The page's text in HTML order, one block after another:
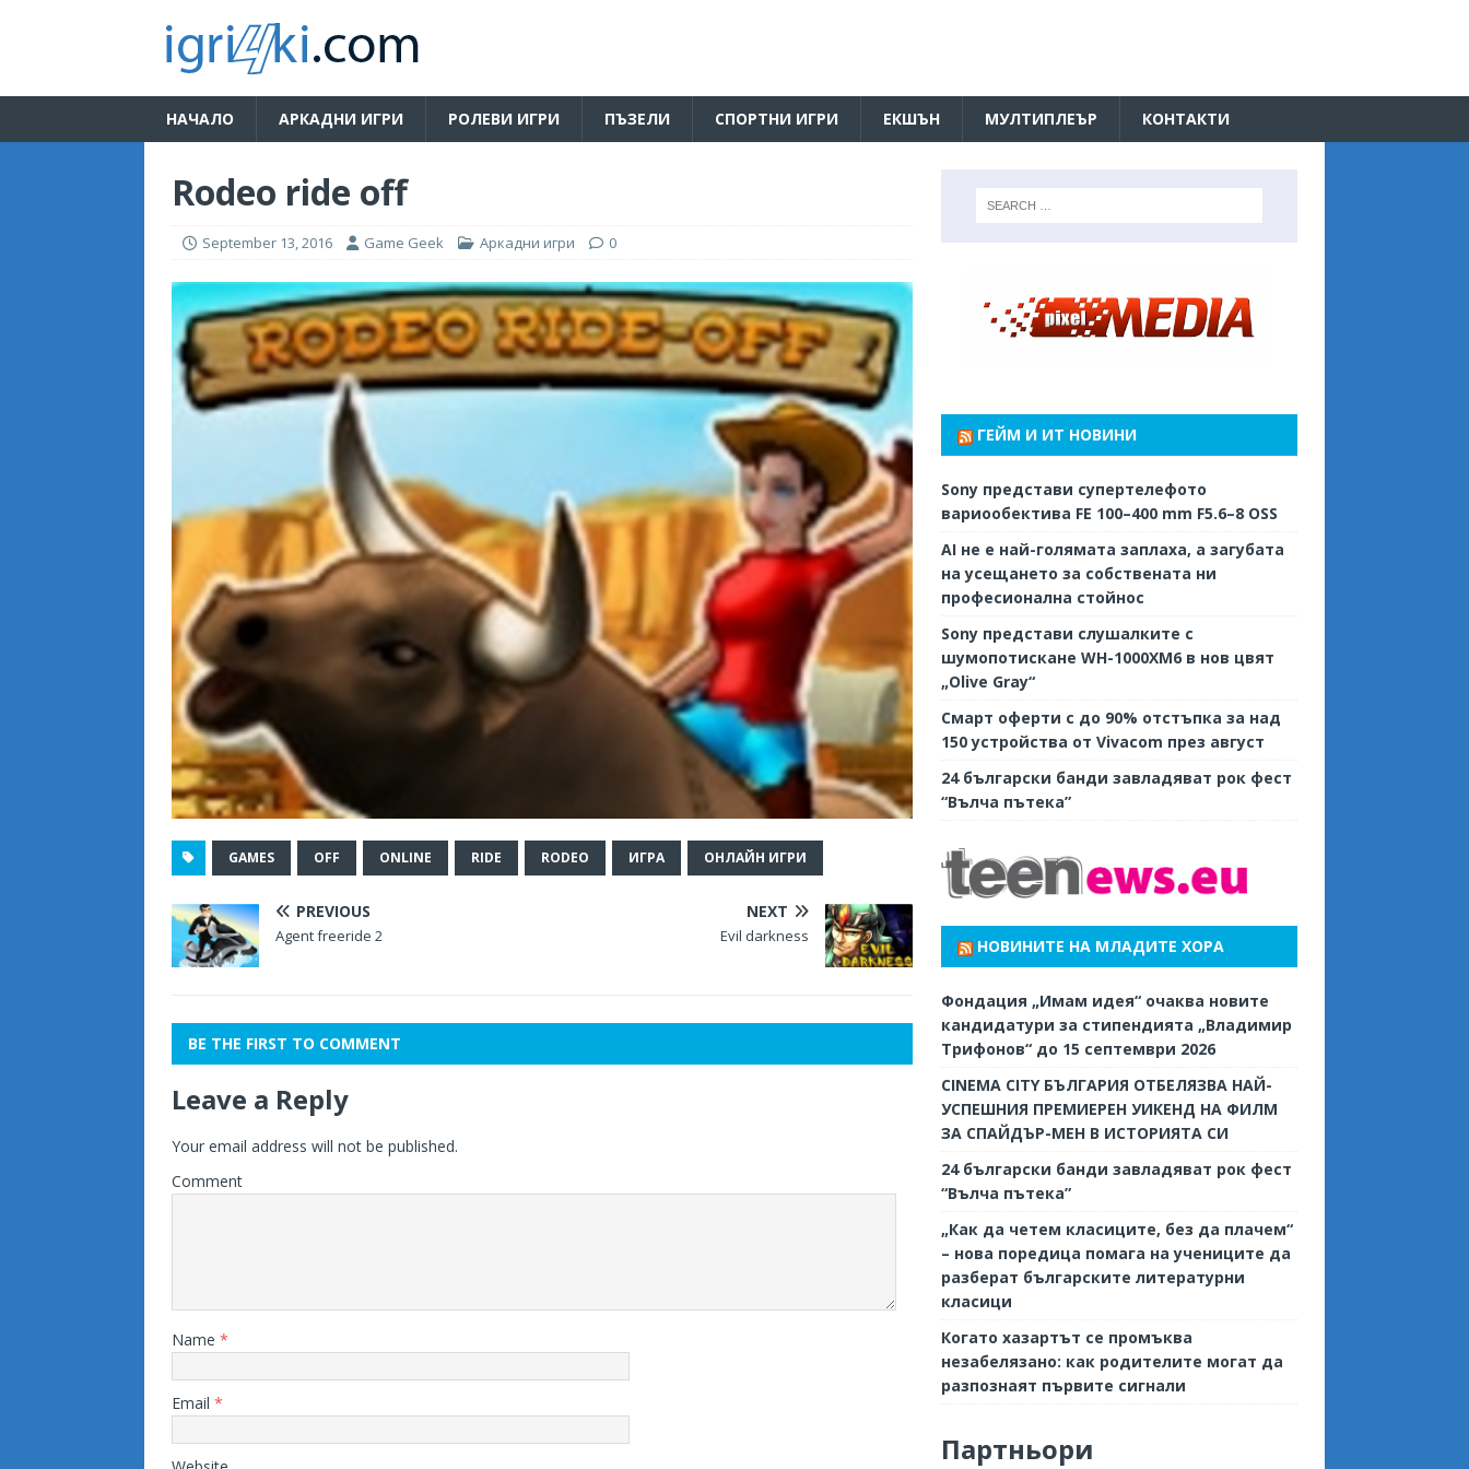
НАЧАЛО АРКАДНИ ИГРИ РОЛЕВИ ИГРИ ПЪЗЕЛИ СПОРТНИ ИГРИ ЕКШЪН МУЛТИПЛЕЪР КОНТАКТИ
Rodeo ride off
September 13, 2016 Game Geek Аркадни игри 0
GAMES OFF ONLINE RIDE RODEO ИГРА ОНЛАЙН ИГРИ
PREVIOUS
Agent freeride 2
NEXT
Evil darkness
BE THE FIRST TO COMMENT
Leave a Reply
Your email address will not be published.
Comment
Name *
Email *
ГЕЙМ И ИТ НОВИНИ
Sony представи супертелефото
вариообектива FE 100–400 mm F5.6–8 OSS
AI не е най-голямата заплаха, а загубата
на усещането за собствената ни
професионална стойнос
Sony представи слушалките с
шумопотискане WH-1000XM6 в нов цвят
„Olive Gray“
Смарт оферти с до 90% отстъпка за над
150 устройства от Vivacom през август
24 български банди завладяват рок фест
“Вълча пътека”
НОВИНИТЕ НА МЛАДИТЕ ХОРА
Фондация „Имам идея“ очаква новите
кандидатури за стипендията „Владимир
Трифонов“ до 15 септември 2026
CINEMA CITY БЪЛГАРИЯ ОТБЕЛЯЗВА НАЙ-
УСПЕШНИЯ ПРЕМИЕРЕН УИКЕНД НА ФИЛМ
ЗА СПАЙДЪР-МЕН В ИСТОРИЯТА СИ
24 български банди завладяват рок фест
“Вълча пътека”
„Как да четем класиците, без да плачем“
– нова поредица помага на учениците да
разберат българските литературни
класици
Когато хазартът се промъква
незабелязано: как родителите могат да
разпознаят първите сигнали
Партньори